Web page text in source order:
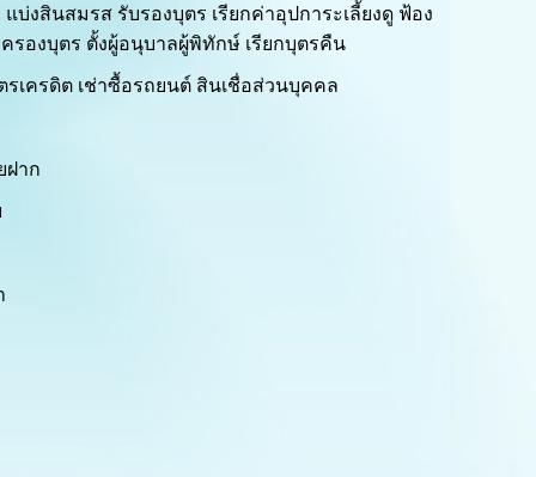
แบ่งสินสมรส รับรองบุตร เรียกค่าอุปการะเลี้ยงดู ฟ้อง
รองบุตร ตั้งผู้อนุบาลผู้พิทักษ์ เรียกบุตรคืน
ตรเครดิต เช่าซื้อรถยนต์ สินเชื่อส่วนบุคคล
ฝาก